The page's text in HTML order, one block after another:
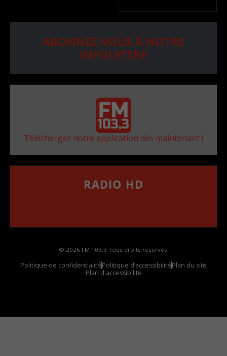
ABONNEZ-VOUS À NOTRE
INFOLETTRE
Téléchargez notre application dès maintenant !
RADIO HD
© 2026 FM 103,3 Tous droits réservés.
Politique de confidentialitéPolitique d’accessibilitéPlan du site
Plan d'accessibilite